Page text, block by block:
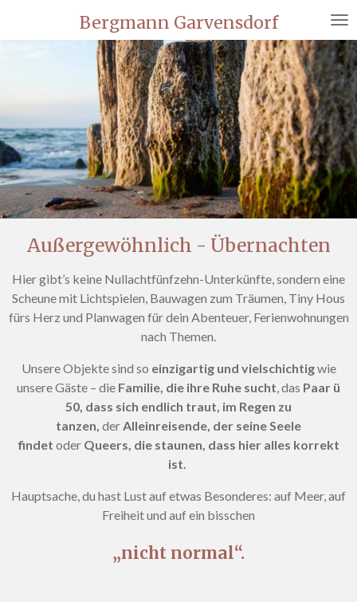
Bergmann Garvensdorf
Außergewöhnlich - Übernachten
Hier gibt’s keine Nullachtfünfzehn-Unterkünfte, sondern eine
Scheune mit Lichtspielen, Bauwagen zum Träumen, Tiny Hous
fürs Herz und Planwagen für dein Abenteuer, Ferienwohnungen
nach Themen.
Unsere Objekte sind so einzigartig und vielschichtigwie
unsere Gäste – die Familie, die ihre Ruhe sucht, das Paar ü
50, dass sich endlich traut, im Regen zu
tanzen, derAlleinreisende, der seine Seele
findet oder Queers, die staunen, dass hier alles korrekt
ist.
Hauptsache, du hast Lust auf etwas Besonderes: auf Meer, auf
Freiheit und auf ein bisschen
„nicht normal“.